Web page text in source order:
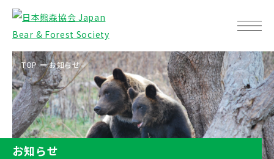
TOP お知らせ
お知らせ